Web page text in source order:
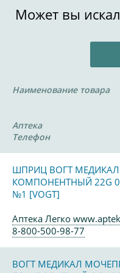
Может вы
Наименование товара
Аптека
Телефон
ШПРИЦ ВОГТ МЕДИКАЛ
КОМПОНЕНТНЫЙ 22G
№1 [VOGT]
Аптека Легко
8-800-500-98-77
ВОГТ МЕДИКАЛ